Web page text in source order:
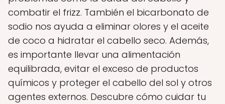
combatir el frizz. También el bicarbonato de
sodio nos ayuda a eliminar olores y el aceite
de coco a hidratar el cabello seco. Además,
es importante llevar una alimentación
equilibrada, evitar el exceso de productos
químicos y proteger el cabello del sol y otros
agentes externos. Descubre cómo cuidar tu